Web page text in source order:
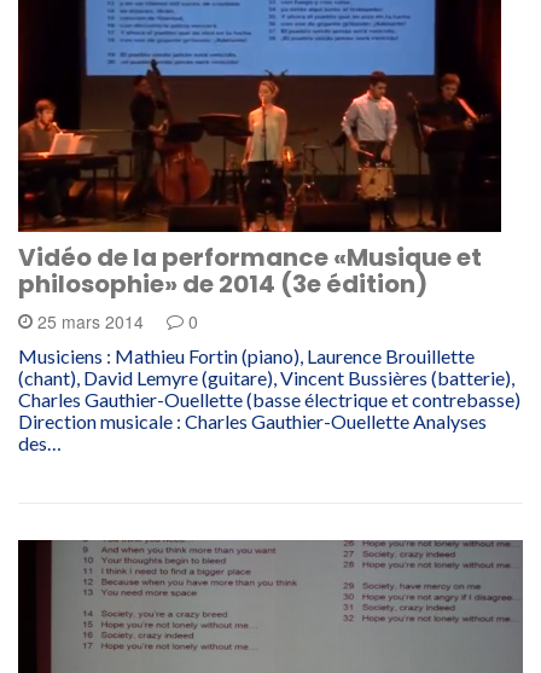
Vidéo de la performance «Musique et
philosophie» de 2014 (3e édition)
25 mars 2014 0
Musiciens : Mathieu Fortin (piano), Laurence Brouillette
(chant), David Lemyre (guitare), Vincent Bussières (batterie),
Charles Gauthier-Ouellette (basse électrique et contrebasse)
Direction musicale : Charles Gauthier-Ouellette Analyses
des…